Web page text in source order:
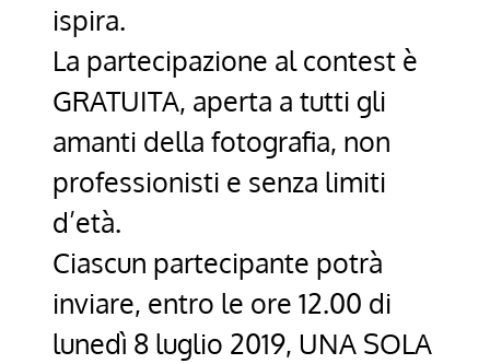
ispira.
La partecipazione al contest è
GRATUITA, aperta a tutti gli
amanti della fotografia, non
professionisti e senza limiti
d’età.
Ciascun partecipante potrà
inviare, entro le ore 12.00 di
lunedì 8 luglio 2019, UNA SOLA